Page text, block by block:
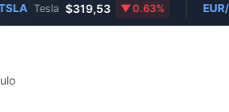
Tesla $319,53 0.63% EUR/